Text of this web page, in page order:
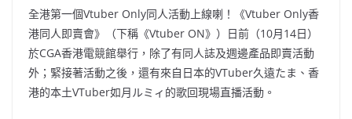
全港第一個Vtuber Only同人活動上線喇！《Vtuber Only香
港同人即賣會》（下稱《Vtuber ON》）日前（10月14日）
於CGA香港電競館舉行，除了有同人誌及週邊產品即賣活動
外；緊接著活動之後，還有來自日本的VTuber久遠たま、香
港的本土VTuber如月ルミィ的歌回現場直播活動。